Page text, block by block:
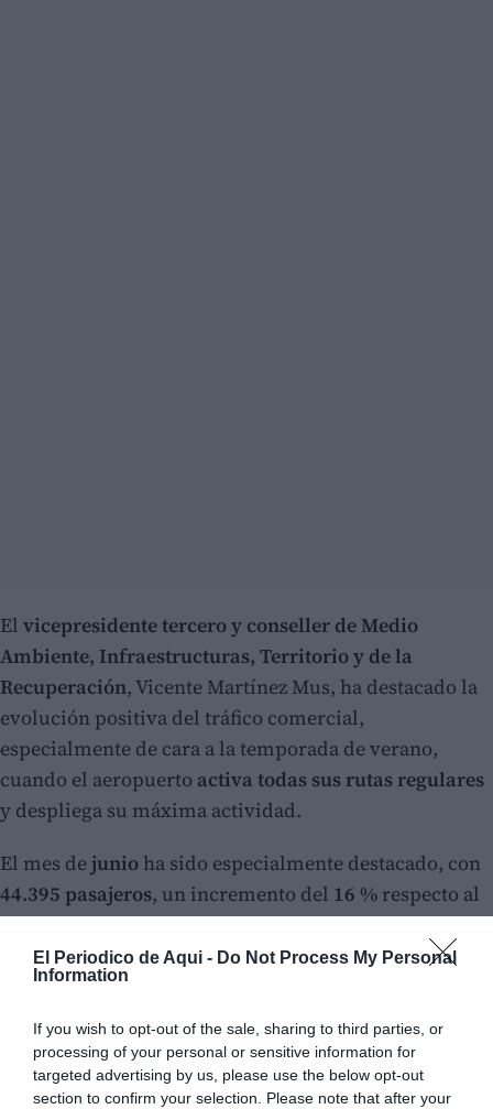
El Periodico de Aqui - Do Not Process My Personal
Information
If you wish to opt-out of the sale, sharing to third parties, or
processing of your personal or sensitive information for
targeted advertising by us, please use the below opt-out
section to confirm your selection. Please note that after your
El vicepresidente tercero y conseller de Medio
Ambiente, Infraestructuras, Territorio y de la
Recuperación, Vicente Martínez Mus, ha destacado la
evolución positiva del tráfico comercial,
especialmente de cara a la temporada de verano,
cuando el aeropuerto activa todas sus rutas regulares
y despliega su máxima actividad.
El mes dejunio ha sido especialmente destacado, con
44.395 pasajeros, un incremento del 16 % respecto al
mismo mes de 2025. Esta cifra convierte a junio en la
segunda mejor marca mensualde la historia del
aeropuerto, únicamente superada por la registrada en
agosto del año pasado.